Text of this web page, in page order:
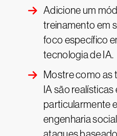
Adicione um
treinamento em
foco específico
tecnologia de IA.
Mostre como as
IA são
particularmente
engenharia